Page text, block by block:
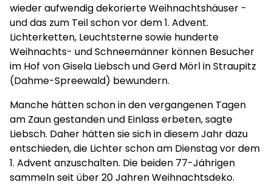
wieder aufwendig dekorierte Weihnachtshäuser -
und das zum Teil schon vor dem 1. Advent.
Lichterketten, Leuchtsterne sowie hunderte
Weihnachts- und Schneemänner können Besucher
im Hof von Gisela Liebsch und Gerd Mörl in Straupitz
(Dahme-Spreewald) bewundern.
Manche hätten schon in den vergangenen Tagen
am Zaun gestanden und Einlass erbeten, sagte
Liebsch. Daher hätten sie sich in diesem Jahr dazu
entschieden, die Lichter schon am Dienstag vor dem
1. Advent anzuschalten. Die beiden 77-Jährigen
sammeln seit über 20 Jahren Weihnachtsdeko.